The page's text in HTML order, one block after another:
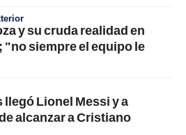
y su cruda realidad en
"no siempre el equipo le
llegó Lionel Messi y a
alcanzar a Cristiano